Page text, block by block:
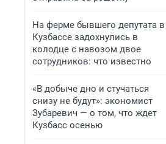
На ферме бывшего депутата в
Кузбассе задохнулись в
колодце с навозом двое
сотрудников: что известно
«В добыче дно и стучаться
снизу не будут»: экономист
Зубаревич — о том, что ждет
Кузбасс осенью